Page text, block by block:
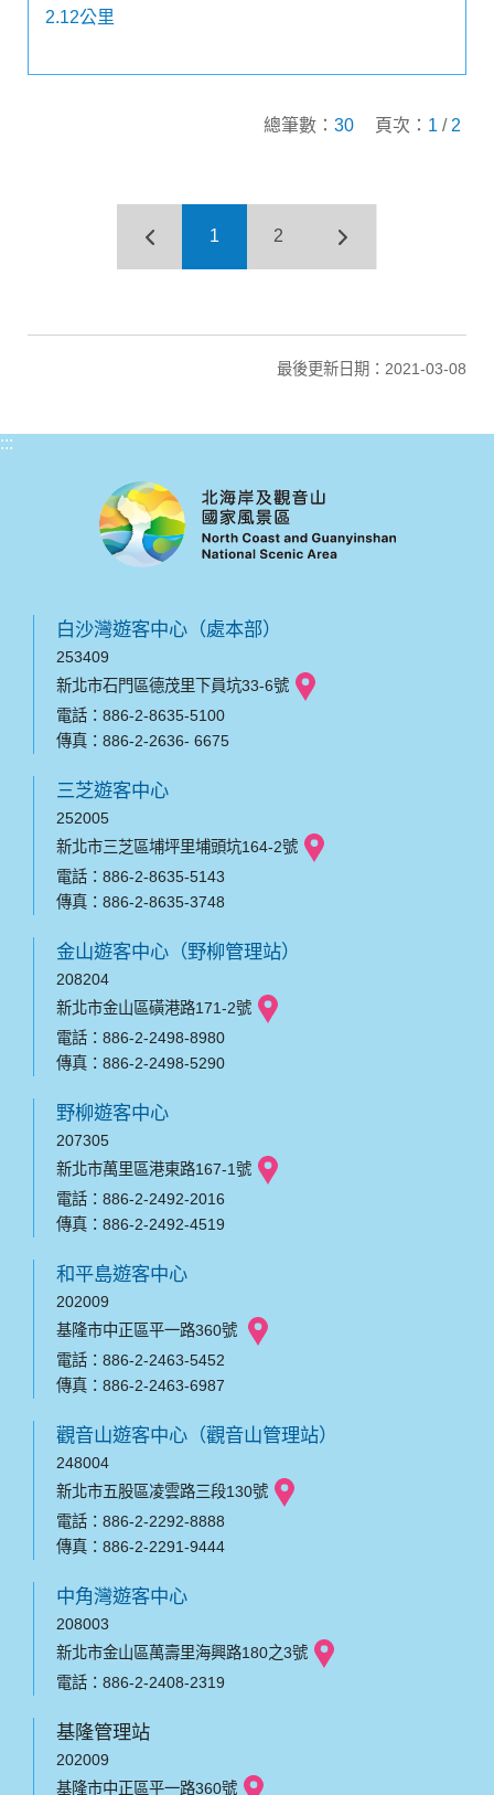
2.12公里
總筆數： 30 頁次： 1 / 2
1 2
最後更新日期：2021-03-08
:::
白沙灣遊客中心（處本部）
253409
新北市石門區德茂里下員坑33-6號
電話：886-2-8635-5100
傳真：886-2-2636- 6675
三芝遊客中心
252005
新北市三芝區埔坪里埔頭坑164-2號
電話：886-2-8635-5143
傳真：886-2-8635-3748
金山遊客中心（野柳管理站）
208204
新北市金山區磺港路171-2號
電話：886-2-2498-8980
傳真：886-2-2498-5290
野柳遊客中心
207305
新北市萬里區港東路167-1號
電話：886-2-2492-2016
傳真：886-2-2492-4519
和平島遊客中心
202009
基隆市中正區平一路360號
電話：886-2-2463-5452
傳真：886-2-2463-6987
觀音山遊客中心（觀音山管理站）
248004
新北市五股區凌雲路三段130號
電話：886-2-2292-8888
傳真：886-2-2291-9444
中角灣遊客中心
208003
新北市金山區萬壽里海興路180之3號
電話：886-2-2408-2319
基隆管理站
202009
基隆市中正區平一路360號